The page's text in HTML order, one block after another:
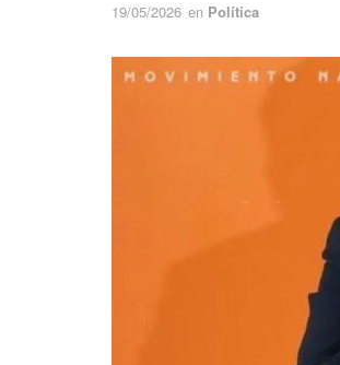
19/05/2026 en Política